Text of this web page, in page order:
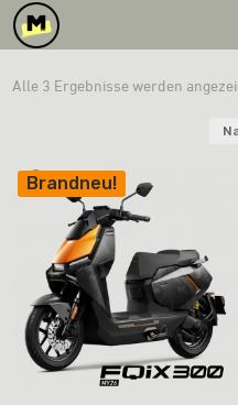
Alle 3 Ergebnisse werden
Brandneu!